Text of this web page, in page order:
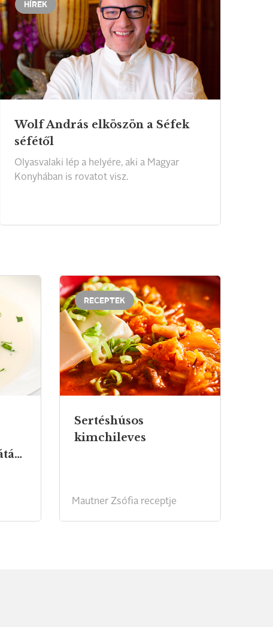
HÍREK
Wolf András elköszön a Séfek
séfétől
Olyasvalaki lép a helyére, aki a Magyar
Konyhában is rovatot visz.
langyos csülöksalátával
RECEPTEK
Sertéshúsos
kimchileves
Mautner Zsófia receptje